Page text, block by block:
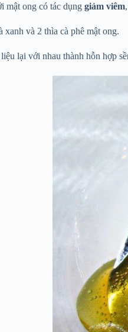
mật ong có tác dụng giảm viêm,
xanh và 2 thìa cà phê mật ong.
lại với nhau thành hỗn hợp